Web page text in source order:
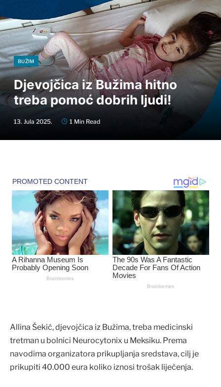
BUŽIM
Djevojčica iz Bužima hitno
treba pomoć dobrih ljudi!
13. Jula 2025. 1 Min Read
Allina Šekić, djevojčica iz Bužima, treba medicinski
tretman u bolnici Neurocytonix u Meksiku. Prema
navodima organizatora prikupljanja sredstava, cilj je
prikupiti 40.000 eura koliko iznosi trošak liječenja.